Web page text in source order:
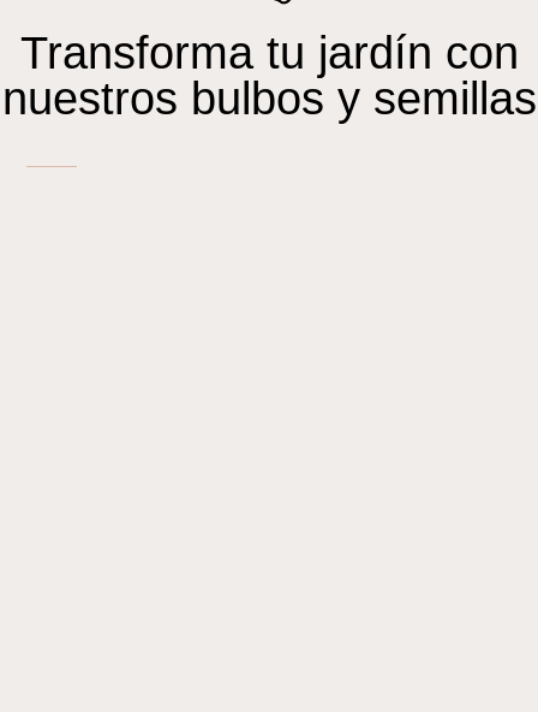
Transforma tu jardín con
nuestros bulbos y semillas